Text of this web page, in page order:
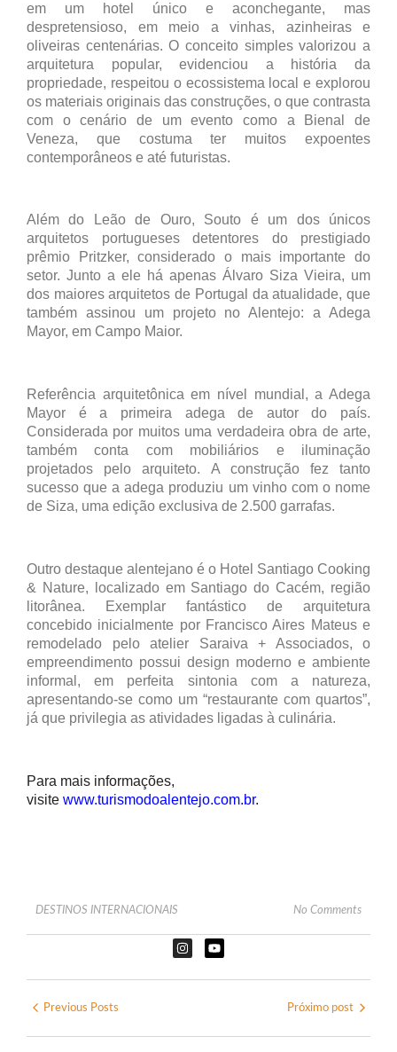
em um hotel único e aconchegante, mas
despretensioso, em meio a vinhas, azinheiras e
oliveiras centenárias. O conceito simples valorizou a
arquitetura popular, evidenciou a história da
propriedade, respeitou o ecossistema local e explorou
os materiais originais das construções, o que contrasta
com o cenário de um evento como a Bienal de
Veneza, que costuma ter muitos expoentes
contemporâneos e até futuristas.
Além do Leão de Ouro, Souto é um dos únicos
arquitetos portugueses detentores do prestigiado
prêmio Pritzker, considerado o mais importante do
setor. Junto a ele há apenas Álvaro Siza Vieira, um
dos maiores arquitetos de Portugal da atualidade, que
também assinou um projeto no Alentejo: a Adega
Mayor, em Campo Maior.
Referência arquitetônica em nível mundial, a Adega
Mayor é a primeira adega de autor do país.
Considerada por muitos uma verdadeira obra de arte,
também conta com mobiliários e iluminação
projetados pelo arquiteto. A construção fez tanto
sucesso que a adega produziu um vinho com o nome
de Siza, uma edição exclusiva de 2.500 garrafas.
Outro destaque alentejano é o Hotel Santiago Cooking
& Nature, localizado em Santiago do Cacém, região
litorânea. Exemplar fantástico de arquitetura
concebido inicialmente por Francisco Aires Mateus e
remodelado pelo atelier Saraiva + Associados, o
empreendimento possui design moderno e ambiente
informal, em perfeita sintonia com a natureza,
apresentando-se como um “restaurante com quartos”,
já que privilegia as atividades ligadas à culinária.
Para mais informações,
visite www.turismodoalentejo.com.br.
DESTINOS INTERNACIONAIS No Comments
Previous Posts Próximo post